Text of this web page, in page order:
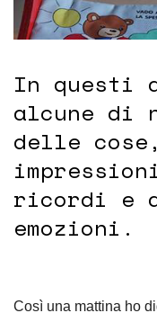
In questi
alcune di
delle
ricordi e
emozioni.
Così una mattina ho